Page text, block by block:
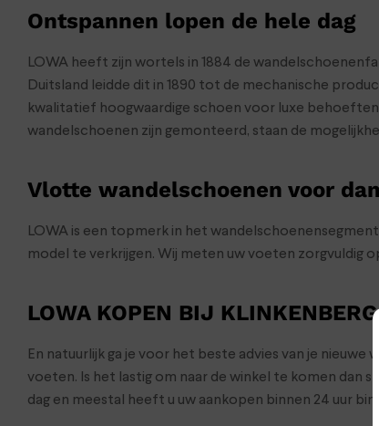
Ontspannen lopen de hele dag
LOWA heeft zijn wortels in 1884 de
Duitsland leidde dit in 1890 tot de mechanische
kwalitatief hoogwaardige schoen voor luxe
wandelschoenen zijn gemonteerd, staan de
Vlotte wandelschoenen voor
LOWA is een topmerk in het
model te verkrijgen. Wij meten uw voeten zorgvuldig
LOWA KOPEN BIJ
En natuurlijk ga je voor het beste advies van je
voeten. Is het lastig om naar de winkel te komen dan
dag en meestal heeft u uw aankopen binnen 24 uur